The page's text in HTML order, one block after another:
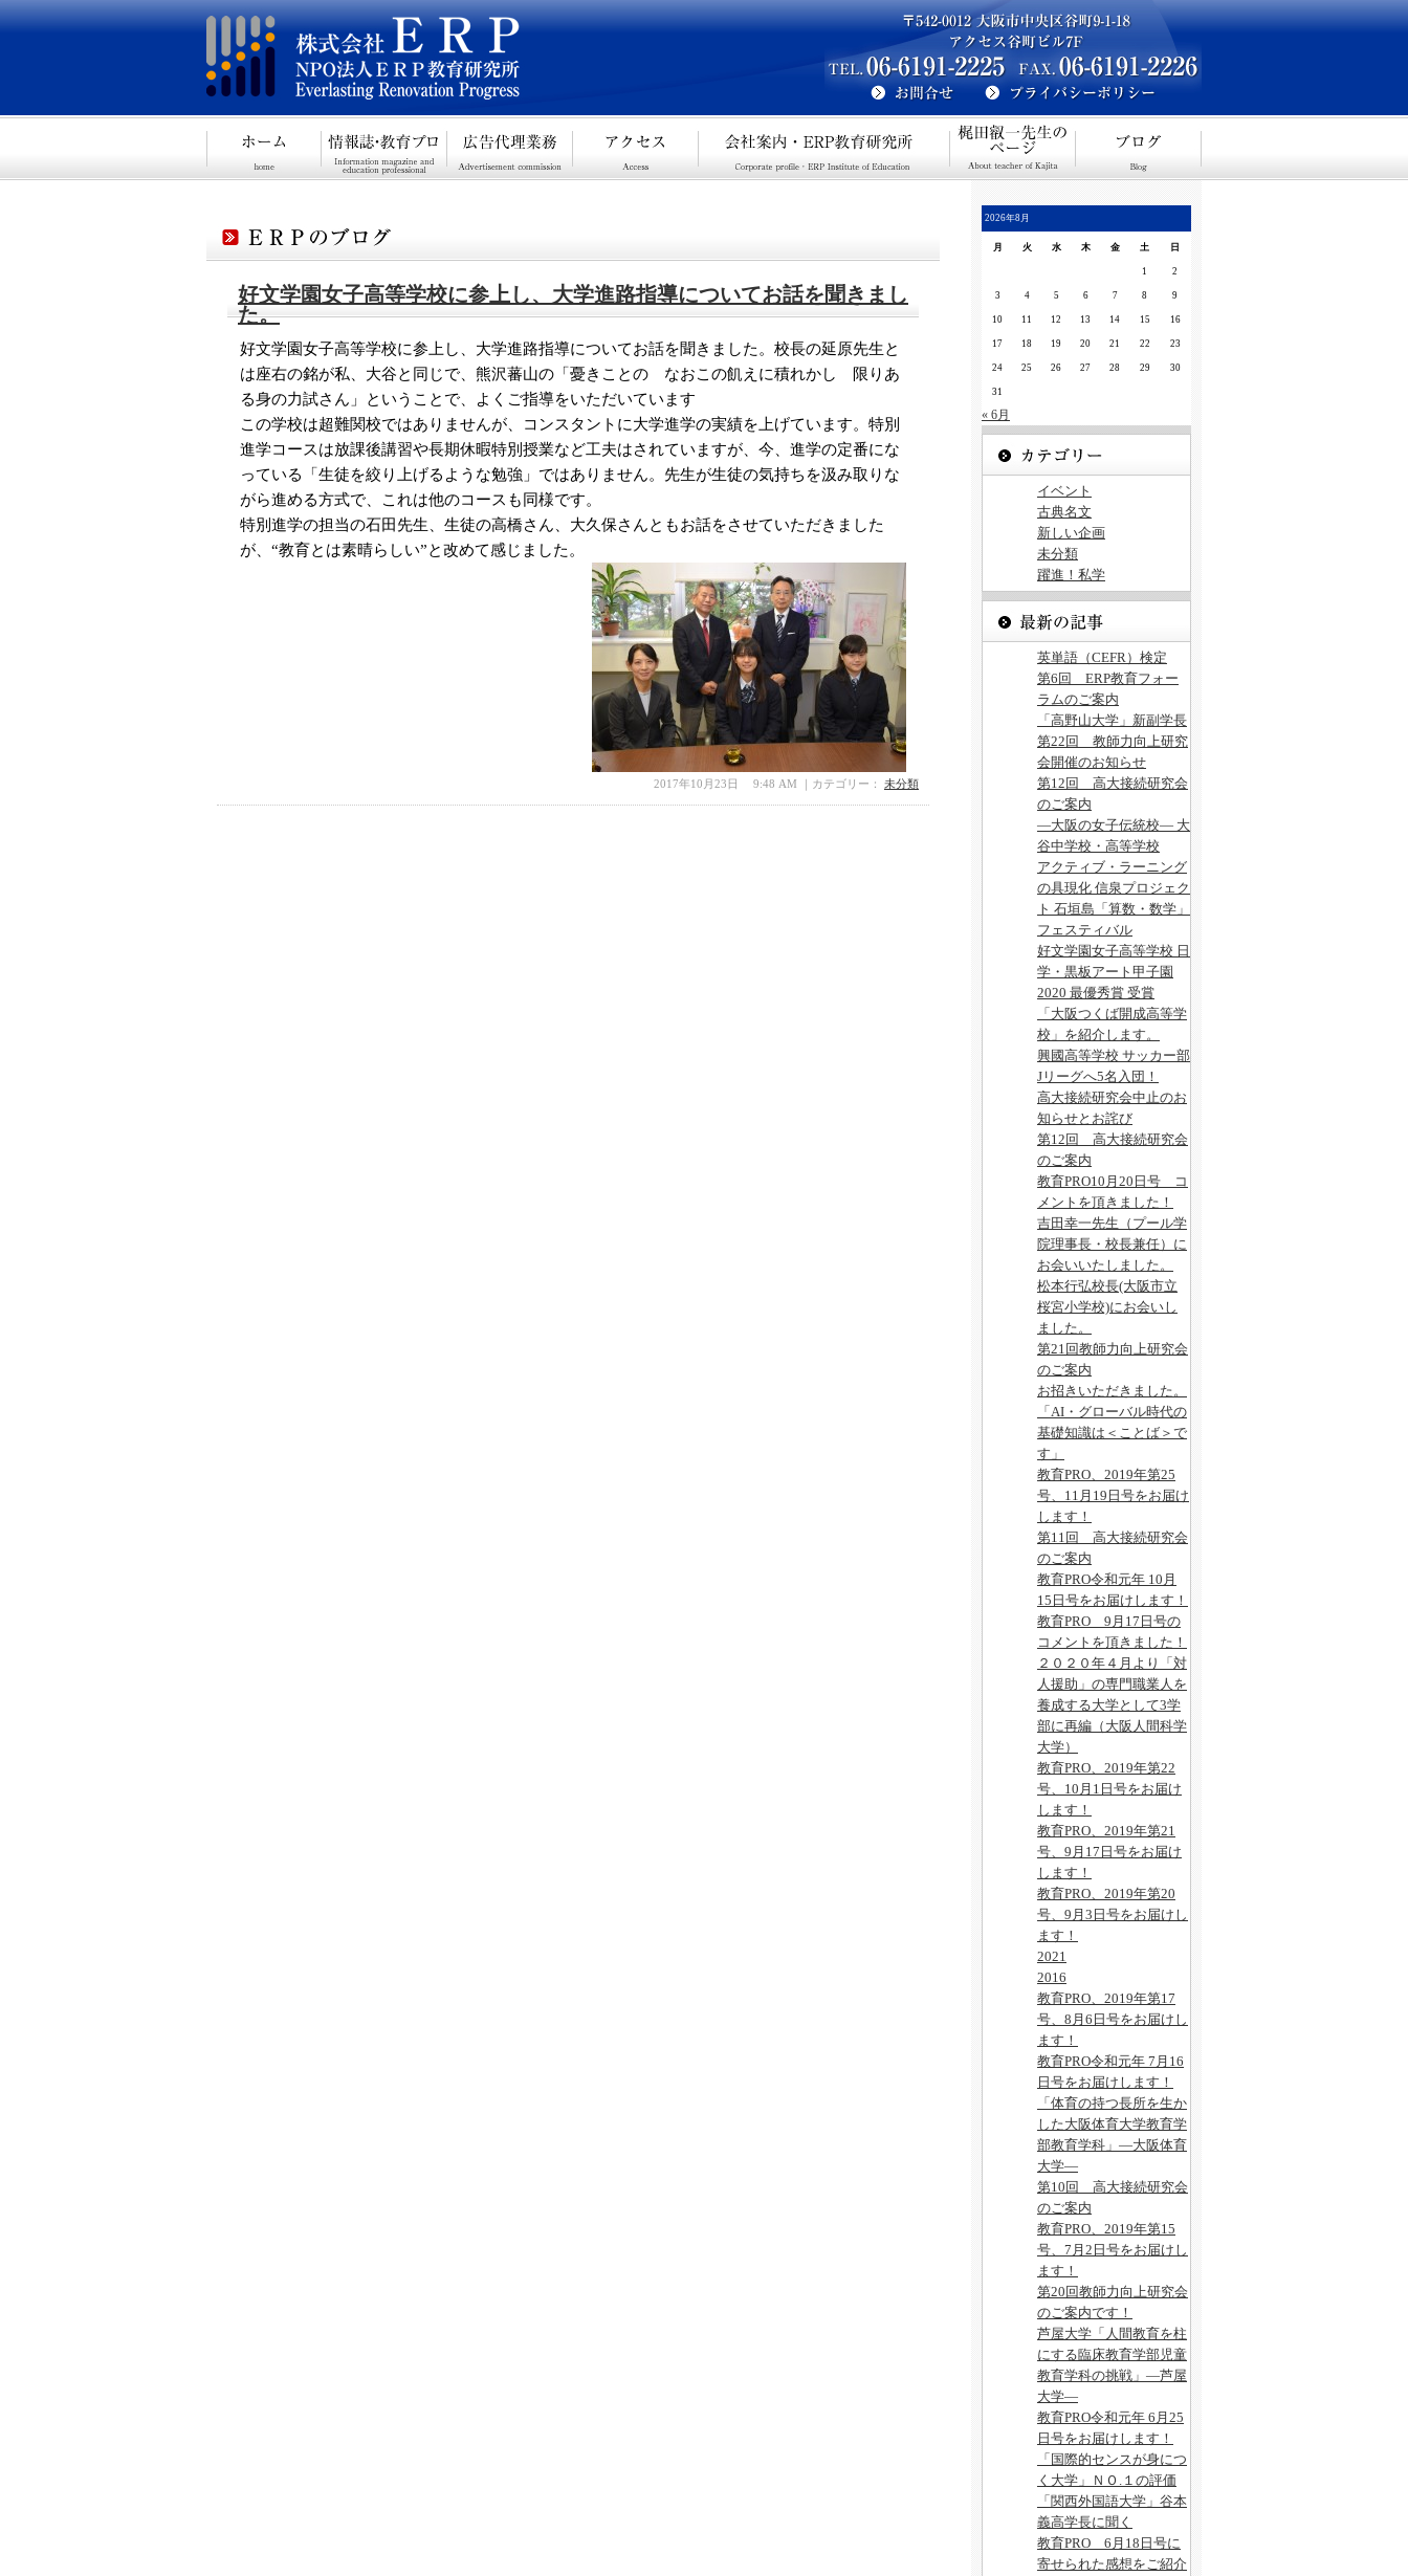
好文学園女子高等学校に参上し、大学進路指導についてお話を聞きまし
た。
好文学園女子高等学校に参上し、大学進路指導についてお話を聞きました。校長の延原先生と
は座右の銘が私、大谷と同じで、熊沢蕃山の「憂きことの なおこの飢えに積れかし 限りあ
る身の力試さん」ということで、よくご指導をいただいています
この学校は超難関校ではありませんが、コンスタントに大学進学の実績を上げています。特別
進学コースは放課後講習や長期休暇特別授業など工夫はされていますが、今、進学の定番にな
っている「生徒を絞り上げるような勉強」ではありません。先生が生徒の気持ちを汲み取りな
がら進める方式で、これは他のコースも同様です。
特別進学の担当の石田先生、生徒の高橋さん、大久保さんともお話をさせていただきました
が、“教育とは素晴らしい”と改めて感じました。
2017年10月23日 9:48 AM ｜カテゴリー： 未分類
2026年8月
月 火 水 木 金 土 日
1 2
3 4 5 6 7 8 9
10 11 12 13 14 15 16
17 18 19 20 21 22 23
24 25 26 27 28 29 30
31
« 6月
イベント
古典名文
新しい企画
未分類
躍進！私学
英単語（CEFR）検定
第6回 ERP教育フォー
ラムのご案内
「高野山大学」新副学長
第22回 教師力向上研究
会開催のお知らせ
第12回 高大接続研究会
のご案内
―大阪の女子伝統校― 大
谷中学校・高等学校
アクティブ・ラーニング
の具現化 信泉プロジェク
ト 石垣島「算数・数学」
フェスティバル
好文学園女子高等学校 日
学・黒板アート甲子園
2020 最優秀賞 受賞
「大阪つくば開成高等学
校」を紹介します。
興國高等学校 サッカー部
Jリーグへ5名入団！
高大接続研究会中止のお
知らせとお詫び
第12回 高大接続研究会
のご案内
教育PRO10月20日号 コ
メントを頂きました！
吉田幸一先生（プール学
院理事長・校長兼任）に
お会いいたしました。
松本行弘校長(大阪市立
桜宮小学校)にお会いし
ました。
第21回教師力向上研究会
のご案内
お招きいただきました。
「AI・グローバル時代の
基礎知識は＜ことば＞で
す」
教育PRO、2019年第25
号、11月19日号をお届け
します！
第11回 高大接続研究会
のご案内
教育PRO令和元年 10月
15日号をお届けします！
教育PRO 9月17日号の
コメントを頂きました！
２０２０年４月より「対
人援助」の専門職業人を
養成する大学として3学
部に再編（大阪人間科学
大学）
教育PRO、2019年第22
号、10月1日号をお届け
します！
教育PRO、2019年第21
号、9月17日号をお届け
します！
教育PRO、2019年第20
号、9月3日号をお届けし
ます！
2021
2016
教育PRO、2019年第17
号、8月6日号をお届けし
ます！
教育PRO令和元年 7月16
日号をお届けします！
「体育の持つ長所を生か
した大阪体育大学教育学
部教育学科」―大阪体育
大学―
第10回 高大接続研究会
のご案内
教育PRO、2019年第15
号、7月2日号をお届けし
ます！
第20回教師力向上研究会
のご案内です！
芦屋大学「人間教育を柱
にする臨床教育学部児童
教育学科の挑戦」―芦屋
大学―
教育PRO令和元年 6月25
日号をお届けします！
「国際的センスが身につ
く大学」ＮＯ.１の評価
「関西外国語大学」谷本
義高学長に聞く
教育PRO 6月18日号に
寄せられた感想をご紹介